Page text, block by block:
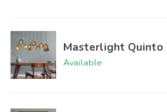
Masterlight Quinto
Available